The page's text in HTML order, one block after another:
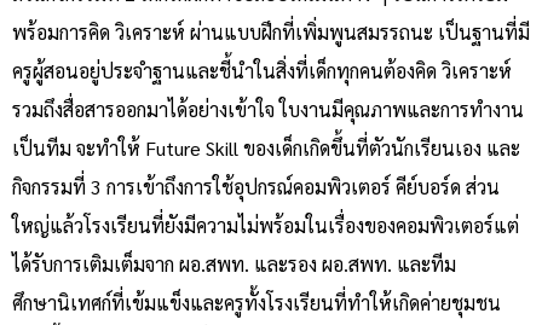
พร้อมการคิด วิเคราะห์ ผ่านแบบฝึกที่เพิ่มพูนสมรรถนะ เป็นฐานที่มี
ครูผู้สอนอยู่ประจำฐานและชี้นำในสิ่งที่เด็กทุกคนต้องคิด วิเคราะห์
รวมถึงสื่อสารออกมาได้อย่างเข้าใจ ใบงานมีคุณภาพและการทำงาน
เป็นทีม จะทำให้ Future Skill ของเด็กเกิดขึ้นที่ตัวนักเรียนเอง และ
กิจกรรมที่ 3 การเข้าถึงการใช้อุปกรณ์คอมพิวเตอร์ คีย์บอร์ด ส่วน
ใหญ่แล้วโรงเรียนที่ยังมีความไม่พร้อมในเรื่องของคอมพิวเตอร์แต่
ได้รับการเติมเต็มจาก ผอ.สพท. และรอง ผอ.สพท. และทีม
ศึกษานิเทศก์ที่เข้มแข็งและครูทั้งโรงเรียนที่ทำให้เกิดค่ายชุมชน